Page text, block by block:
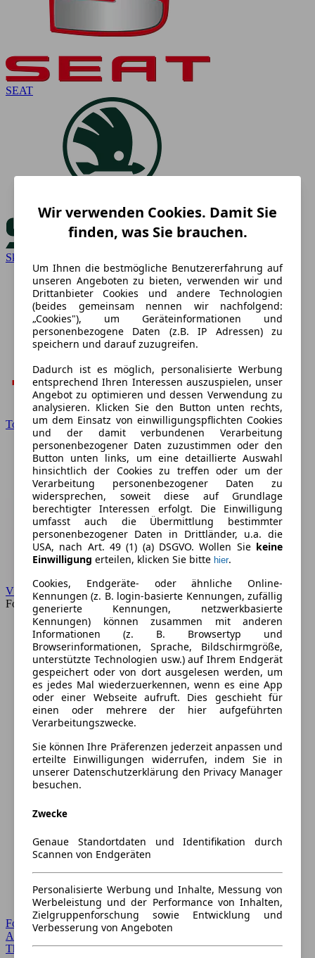
SEAT
Skoda
Toyota
VW
Forum
Forum Startseite
Alle Auto-Foren
Themen-Forum
Wir verwenden Cookies. Damit Sie
finden, was Sie brauchen.
Um Ihnen die bestmögliche Benutzererfahrung auf
unseren Angeboten zu bieten, verwenden wir und
Drittanbieter Cookies und andere Technologien
(beides gemeinsam nennen wir nachfolgend:
„Cookies"), um Geräteinformationen und
personenbezogene Daten (z.B. IP Adressen) zu
speichern und darauf zuzugreifen.
Dadurch ist es möglich, personalisierte Werbung
entsprechend Ihren Interessen auszuspielen, unser
Angebot zu optimieren und dessen Verwendung zu
analysieren. Klicken Sie den Button unten rechts,
um dem Einsatz von einwilligungspflichten Cookies
und der damit verbundenen Verarbeitung
personenbezogener Daten zuzustimmen oder den
Button unten links, um eine detaillierte Auswahl
hinsichtlich der Cookies zu treffen oder um der
Verarbeitung personenbezogener Daten zu
widersprechen, soweit diese auf Grundlage
berechtigter Interessen erfolgt. Die Einwilligung
umfasst auch die Übermittlung bestimmter
personenbezogener Daten in Drittländer, u.a. die
USA, nach Art. 49 (1) (a) DSGVO. Wollen Sie keine
Einwilligung erteilen, klicken Sie bitte hier.
Cookies, Endgeräte- oder ähnliche Online-
Kennungen (z. B. login-basierte Kennungen, zufällig
generierte Kennungen, netzwerkbasierte
Kennungen) können zusammen mit anderen
Informationen (z. B. Browsertyp und
Browserinformationen, Sprache, Bildschirmgröße,
unterstützte Technologien usw.) auf Ihrem Endgerät
gespeichert oder von dort ausgelesen werden, um
es jedes Mal wiederzuerkennen, wenn es eine App
oder einer Webseite aufruft. Dies geschieht für
einen oder mehrere der hier aufgeführten
Verarbeitungszwecke.
Sie können Ihre Präferenzen jederzeit anpassen und
erteilte Einwilligungen widerrufen, indem Sie in
unserer Datenschutzerklärung den Privacy Manager
besuchen.
Zwecke
Genaue Standortdaten und Identifikation durch
Scannen von Endgeräten
Personalisierte Werbung und Inhalte, Messung von
Werbeleistung und der Performance von Inhalten,
Zielgruppenforschung sowie Entwicklung und
Verbesserung von Angeboten